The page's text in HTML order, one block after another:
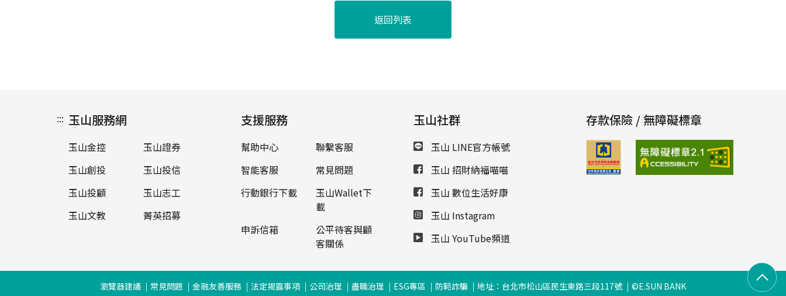
返回列表
::: 玉山服務網
玉山金控
玉山證券
玉山創投
玉山投信
玉山投顧
玉山志工
玉山文教
菁英招募
支援服務
幫助中心
聯繫客服
智能客服
常見問題
行動銀行下載
玉山Wallet下
載
申訴信箱
公平待客與顧
客關係
玉山社群
玉山 LINE官方帳號
玉山 招財納福喵喵
玉山 數位生活好康
玉山 Instagram
玉山 YouTube頻道
存款保險 / 無障礙標章
瀏覽器建議 常見問題 金融友善服務 法定揭露事項 公司治理 盡職治理 ESG專區 防範詐騙 地址：台北市松山區民生東路三段117號 ©E.SUN BANK